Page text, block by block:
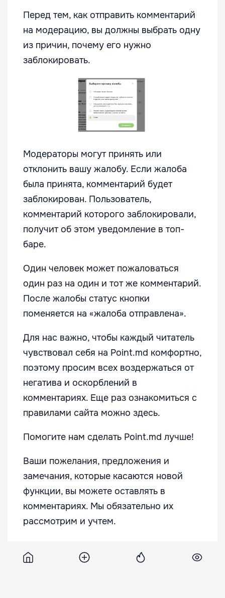
Перед тем, как отправить комментарий
на модерацию, вы должны выбрать одну
из причин, почему его нужно
заблокировать.
Модераторы могут принять или
отклонить вашу жалобу. Если жалоба
была принята, комментарий будет
заблокирован. Пользователь,
комментарий которого заблокировали,
получит об этом уведомление в топ-
баре.
Один человек может пожаловаться
один раз на один и тот же комментарий.
После жалобы статус кнопки
поменяется на «жалоба отправлена».
Для нас важно, чтобы каждый читатель
чувствовал себя на Point.md комфортно,
поэтому просим всех воздержаться от
негатива и оскорблений в
комментариях. Еще раз ознакомиться с
правилами сайта можно здесь.
Помогите нам сделать Point.md лучше!
Ваши пожелания, предложения и
замечания, которые касаются новой
функции, вы можете оставлять в
комментариях. Мы обязательно их
рассмотрим и учтем.